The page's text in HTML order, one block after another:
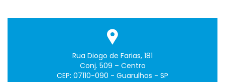
Rua Diogo de Farias, 181
Conj. 509 – Centro
CEP: 07110-090 - Guarulhos - SP